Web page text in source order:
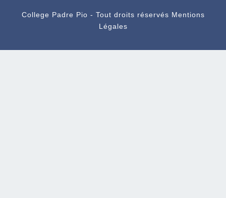
College Padre Pio - Tout droits réservés Mentions
Légales